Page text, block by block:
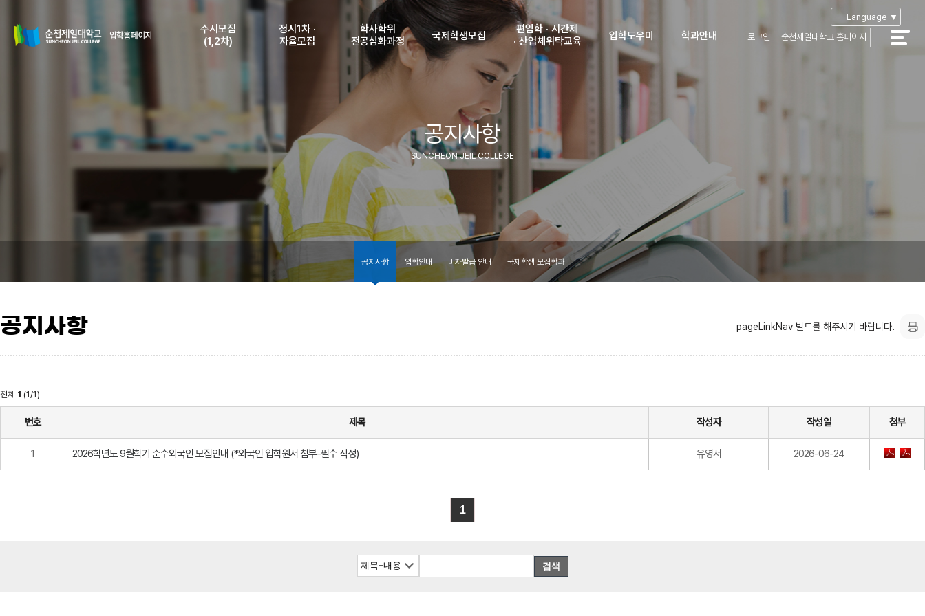
수시모집
(1,2차)
지원자격
인터넷 원서접수
등록안내
(수험표출력)
(고지서출력)
정시1차 ·
자율모집
모집일정 및 인원
전형안내 및
지원자격
인터넷 원서접수
등록안내
원서접수조회
(수험표출력)
합격자조회
(고지서출력)
등록금납부확인
학사학위
전공심화과정
학사학위
전공심화과정안내
합격자조회
(고지서출력)
등록금납부확인
국제학생모집
입학안내
비자발급 안내
국제학생 모집학과
편입학 · 시간제
· 산업체위탁교육
편입학 모집 안내
산업체위탁교육생
모집안내
입학도우미
공지사항
학생부성적산출
입학자료실
수험생유의사항
찾아오시는길
캠퍼스맵
학과안내
학과안내
Language ▼
로그인
순천제일대학교 홈페이지
공지사항
SUNCHEON JEIL COLLEGE
공지사항 입학안내 비자발급 안내 국제학생 모집학과
공지사항 pageLinkNav 빌드를 해주시기 바랍니다.
전체 1 (1/1)
번호 제목 작성자 작성일 첨부
1 2026학년도 9월학기 순수외국인 모집안내 (*외국인 입학원서 첨부-필수 작성) 유영서 2026-06-24
1
검색